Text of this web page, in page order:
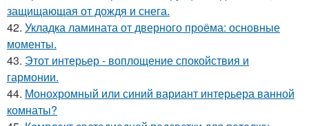
защищающая от дождя и снега.
42. Укладка ламината от дверного проёма: основные
моменты.
43. Этот интерьер - воплощение спокойствия и
гармонии.
44. Монохромный или синий вариант интерьера ванной
комнаты?